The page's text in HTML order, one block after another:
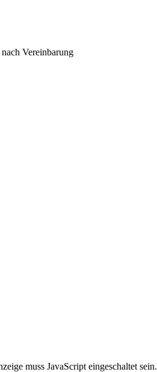
Vereinbarung
muss JavaScript eingeschaltet sein.